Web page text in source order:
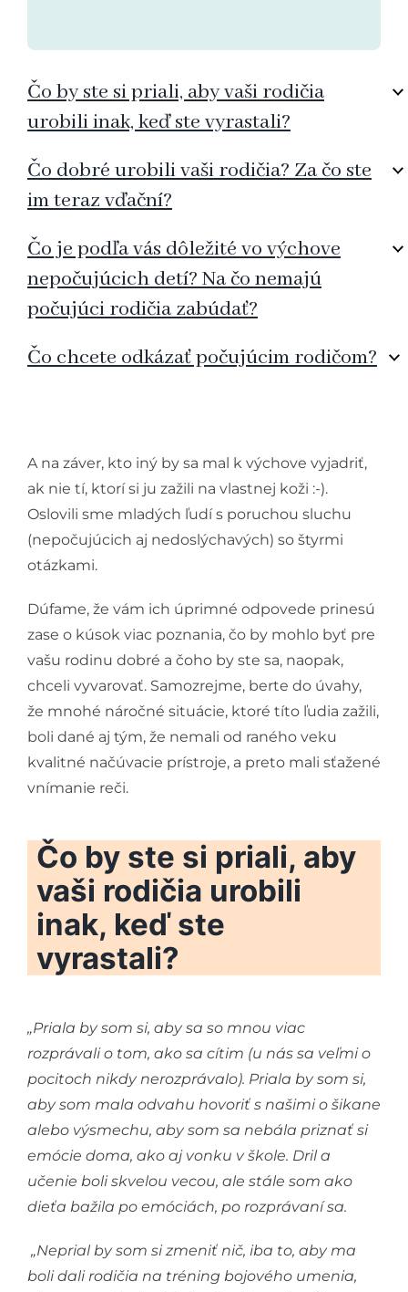
Čo by ste si priali, aby vaši rodičia
urobili inak, keď ste vyrastali?
Čo dobré urobili vaši rodičia? Za čo ste
im teraz vďační?
Čo je podľa vás dôležité vo výchove
nepočujúcich detí? Na čo nemajú
počujúci rodičia zabúdať?
Čo chcete odkázať počujúcim rodičom?
A na záver, kto iný by sa mal k výchove vyjadriť,
ak nie tí, ktorí si ju zažili na vlastnej koži :-).
Oslovili sme mladých ľudí s poruchou sluchu
(nepočujúcich aj nedoslýchavých) so štyrmi
otázkami.
Dúfame, že vám ich úprimné odpovede prinesú
zase o kúsok viac poznania, čo by mohlo byť pre
vašu rodinu dobré a čoho by ste sa, naopak,
chceli vyvarovať. Samozrejme, berte do úvahy,
že mnohé náročné situácie, ktoré títo ľudia zažili,
boli dané aj tým, že nemali od raného veku
kvalitné načúvacie prístroje, a preto mali sťažené
vnímanie reči.
Čo by ste si priali, aby
vaši rodičia urobili
inak, keď ste
vyrastali?
„Priala by som si, aby sa so mnou viac
rozprávali o tom, ako sa cítim (u nás sa veľmi o
pocitoch nikdy nerozprávalo). Priala by som si,
aby som mala odvahu hovoriť s našimi o šikane
alebo výsmechu, aby som sa nebála priznať si
emócie doma, ako aj vonku v škole. Dril a
učenie boli skvelou vecou, ale stále som ako
dieťa bažila po emóciách, po rozprávaní sa.
„Neprial by som si zmeniť nič, iba to, aby ma
boli dali rodičia na tréning bojového umenia,